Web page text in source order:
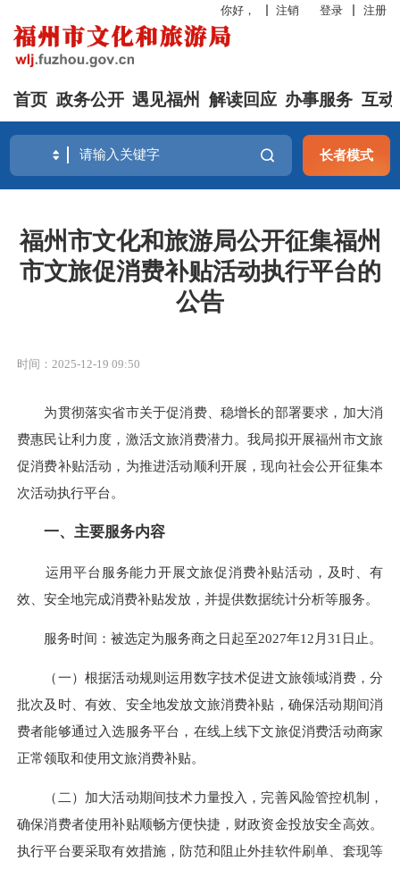
你好， 注销 登录 注册
首页 政务公开 遇见福州 解读回应 办事服务 互动
长者模式
福州市文化和旅游局公开征集福州
市文旅促消费补贴活动执行平台的
公告
时间：2025-12-19 09:50
为贯彻落实省市关于促消费、稳增长的部署要求，加大消
费惠民让利力度，激活文旅消费潜力。我局拟开展福州市文旅
促消费补贴活动，为推进活动顺利开展，现向社会公开征集本
次活动执行平台。
一、主要服务内容
运用平台服务能力开展文旅促消费补贴活动，及时、有
效、安全地完成消费补贴发放，并提供数据统计分析等服务。
服务时间：被选定为服务商之日起至2027年12月31日止。
（一）根据活动规则运用数字技术促进文旅领域消费，分
批次及时、有效、安全地发放文旅消费补贴，确保活动期间消
费者能够通过入选服务平台，在线上线下文旅促消费活动商家
正常领取和使用文旅消费补贴。
（二）加大活动期间技术力量投入，完善风险管控机制，
确保消费者使用补贴顺畅方便快捷，财政资金投放安全高效。
执行平台要采取有效措施，防范和阻止外挂软件刷单、套现等